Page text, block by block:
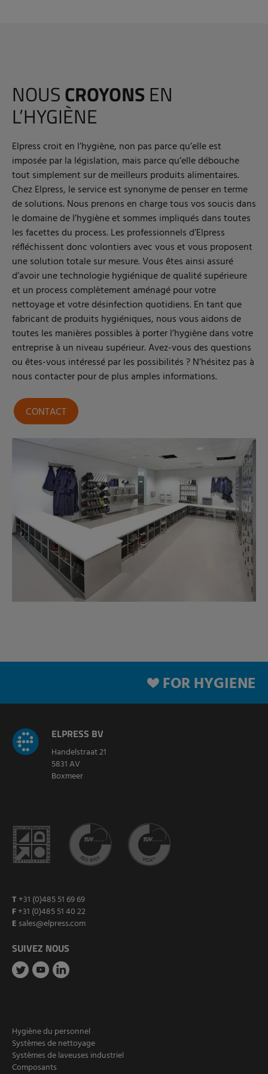
NOUSCROYONS EN
L’HYGIÈNE
Elpress croit en l’hygiène, non pas parce qu’elle est
imposée par la législation, mais parce qu’elle débouche
tout simplement sur de meilleurs produits alimentaires.
Chez Elpress, le service est synonyme de penser en terme
de solutions. Nous prenons en charge tous vos soucis dans
le domaine de l’hygiène et sommes impliqués dans toutes
les facettes du process. Les professionnels d’Elpress
réfléchissent donc volontiers avec vous et vous proposent
une solution totale sur mesure. Vous êtes ainsi assuré
d’avoir une technologie hygiénique de qualité supérieure
et un process complètement aménagé pour votre
nettoyage et votre désinfection quotidiens. En tant que
fabricant de produits hygiéniques, nous vous aidons de
toutes les manières possibles à porter l’hygiène dans votre
entreprise à un niveau supérieur. Avez-vous des questions
ou êtes-vous intéressé par les possibilités ? N’hésitez pas à
nous contacter pour de plus amples informations.
CONTACT
FOR HYGIENE
ELPRESS BV
Handelstraat 21
5831 AV
Boxmeer
T +31 (0)485 51 69 69
F+31 (0)485 51 40 22
E sales@elpress.com
SUIVEZ NOUS
Hygiène du personnel
Systèmes de nettoyage
Systèmes de laveuses industriel
Composants